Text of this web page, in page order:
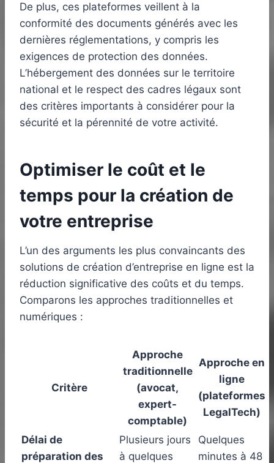
De plus, ces plateformes veillent à la
conformité des documents générés avec les
dernières réglementations, y compris les
exigences de protection des données.
L’hébergement des données sur le territoire
national et le respect des cadres légaux sont
des critères importants à considérer pour la
sécurité et la pérennité de votre activité.
Optimiser le coût et le
temps pour la création de
votre entreprise
L’un des arguments les plus convaincants des
solutions de création d’entreprise en ligne est la
réduction significative des coûts et du temps.
Comparons les approches traditionnelles et
numériques :
Critère
Approche
traditionnelle
(avocat,
expert-
comptable)
Approche en
ligne
(plateformes
LegalTech)
Délai de
préparation des
Plusieurs jours
à quelques
Quelques
minutes à 48